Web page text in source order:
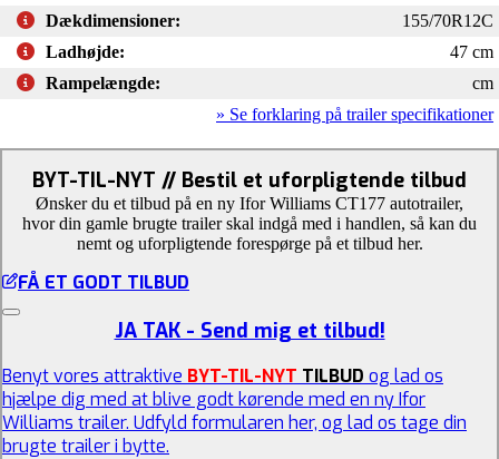
Dækdimensioner:
155/70R12C
Ladhøjde:
47 cm
Rampelængde:
cm
» Se forklaring på trailer specifikationer
BYT-TIL-NYT // Bestil et uforpligtende tilbud
Ønsker du et tilbud på en ny Ifor Williams CT177 autotrailer,
hvor din gamle brugte trailer skal indgå med i handlen, så kan du
nemt og uforpligtende forespørge på et tilbud her.
FÅ ET GODT TILBUD
JA TAK - Send mig et tilbud!
Benyt vores attraktive BYT-TIL-NYT TILBUD og lad os
hjælpe dig med at blive godt kørende med en ny Ifor
Williams trailer. Udfyld formularen her, og lad os tage din
brugte trailer i bytte.